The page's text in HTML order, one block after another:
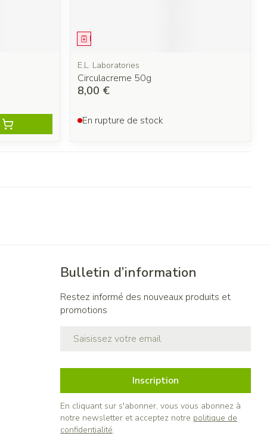
Médicament
E.L. Laboratories
Circulacreme 50g
8,00 €
En rupture de stock
Bulletin d’information
Restez informé des nouveaux produits et
promotions
Inscription
En cliquant sur s'abonner, vous vous abonnez à
notre newsletter et acceptez notre politique de
confidentialité.